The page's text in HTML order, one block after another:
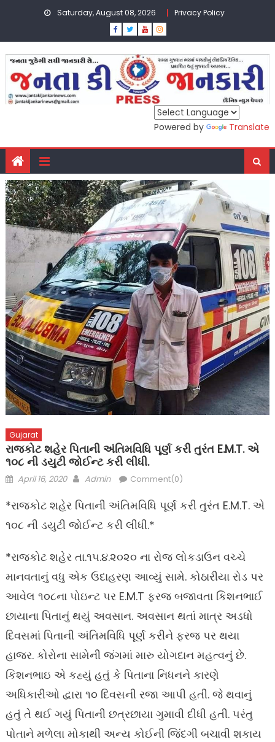
Saturday, August 08, 2026 Privacy Policy
Powered by Translate
Gujarat
રાજકોટ શહેર પિતાની અંતિમવિધિ પૂર્ણ કરી તુરંત E.M.T. એ
૧૦૮ ની ડયુટી જોઈન્ટ કરી લીધી.
Posted
April 16, 2020 Author
Admin Comment(0)
*રાજકોટ શહેર પિતાની અંતિમવિધિ પૂર્ણ કરી તુરંત E.M.T. એ
૧૦૮ ની ડયુટી જોઈન્ટ કરી લીધી.*
*રાજકોટ શહેર તા.૧૫.૪.૨૦૨૦ ના રોજ લોકડાઉન વચ્ચે
માનવતાનું વધુ એક ઉદાહરણ આવ્યું સામે. કોઠારીયા રોડ પર
આવેલ ૧૦૮ના પોઇન્ટ પર E.M.T ફરજ બજાવતા કિશનભાઈ
છાયાના પિતાનું થયું અવસાન. અવસાન થતાં માત્ર અડધો
દિવસમાં પિતાની અંતિમવિધિ પૂર્ણ કરીને ફરજ પર થયા
હાજર. કોરોના સામેની જંગમાં મારુ યોગદાન મહત્વનું છે.
કિશનભાઇ એ કહ્યું હતું કે પિતાના નિધનને કારણે
અધિકારીઓ દ્વારા ૧૦ દિવસની રજા આપી હતી. જે થવાનું
હતું તે થઈ ગયું પિતાની છત્રછાયા ગુમાવી દીધી હતી. પરંતુ
પોતાને મળેલા મોકાથી અન્ય કોઈની જિંદગી બચાવી શકાય